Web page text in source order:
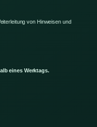
von Hinweisen und
eines Werktags.